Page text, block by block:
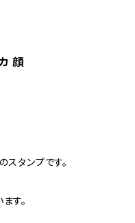
顔
スタンプです。
す。